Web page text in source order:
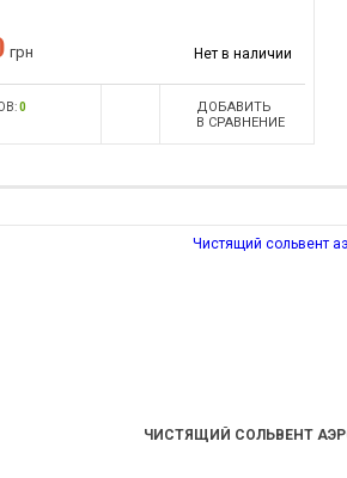
грн Нет в наличии
0
ДОБАВИТЬ
В СРАВНЕНИЕ
ЧИСТЯЩИЙ СОЛЬВЕНТ